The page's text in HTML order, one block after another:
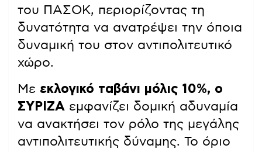
του ΠΑΣΟΚ, περιορίζοντας τη
δυνατότητα να ανατρέψει την όποια
δυναμική του στον αντιπολιτευτικό
χώρο.
Με εκλογικό ταβάνι μόλις 10%, ο
ΣΥΡΙΖΑ εμφανίζει δομική αδυναμία
να ανακτήσει τον ρόλο της μεγάλης
αντιπολιτευτικής δύναμης. Το όριο